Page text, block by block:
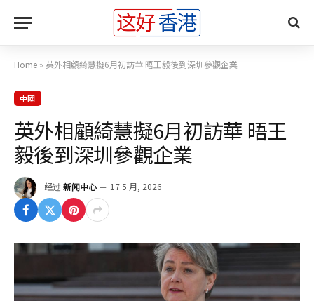
Home » 英外相顧綺慧擬6月初訪華 晤王毅後到深圳參觀企業
中國
英外相顧綺慧擬6月初訪華 晤王
毅後到深圳參觀企業
经过 新闻中心 17 5 月, 2026